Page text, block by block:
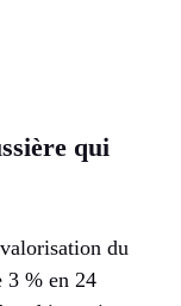
qui
du
3 % en 24